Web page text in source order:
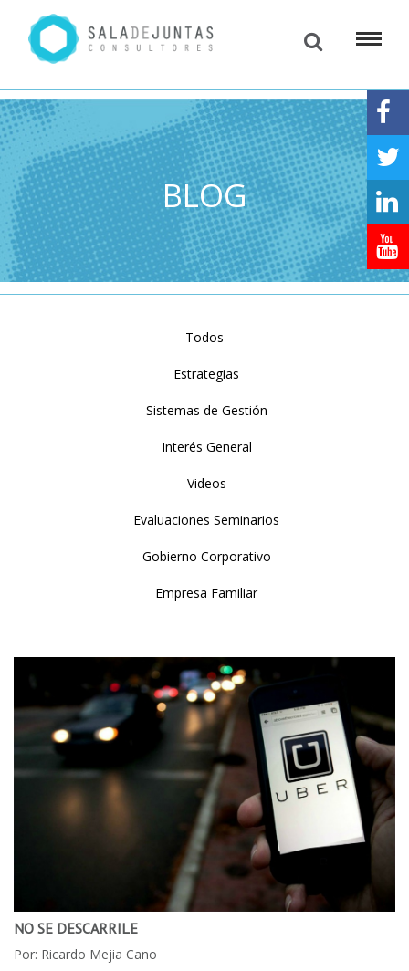
BLOG
Todos
Estrategias
Sistemas de Gestión
Interés General
Videos
Evaluaciones Seminarios
Gobierno Corporativo
Empresa Familiar
NO SE DESCARRILE
Por: Ricardo Mejia Cano